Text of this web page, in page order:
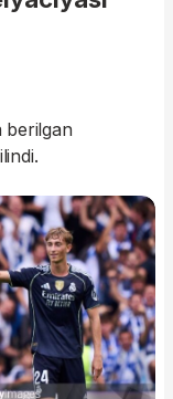
berilgan